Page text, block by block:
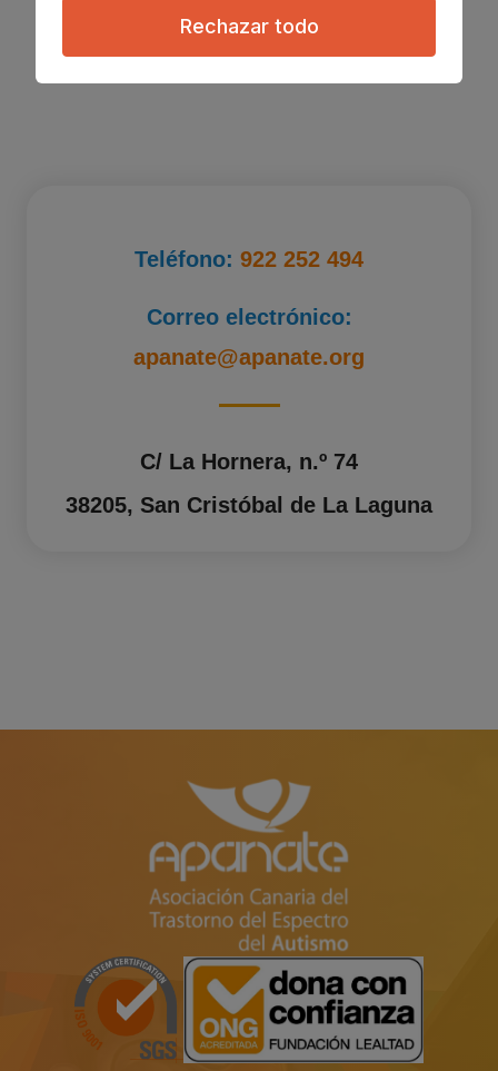
Teléfono: 922 252 494
Correo electrónico:
apanate@apanate.org
C/ La Hornera, n.º 74
38205, San Cristóbal de La Laguna
Rechazar todo